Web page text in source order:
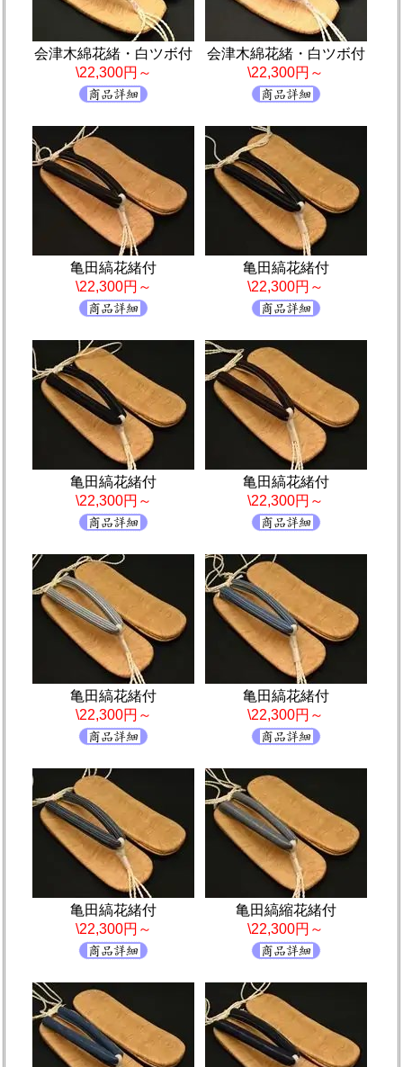
会津木綿花緒・白ツボ付
\22,300円～
会津木綿花緒・白ツボ付
\22,300円～
亀田縞花緒付
\22,300円～
亀田縞花緒付
\22,300円～
亀田縞花緒付
\22,300円～
亀田縞花緒付
\22,300円～
亀田縞花緒付
\22,300円～
亀田縞花緒付
\22,300円～
亀田縞花緒付
\22,300円～
亀田縞縮花緒付
\22,300円～